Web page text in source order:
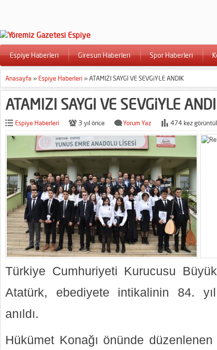
Espiye Haberleri Giresun Haberleri Spor Haberleri
Anasayfa » Espiye Haberleri »ATAMIZI SAYGI VE SEVGiYLE ANDIK
ATAMIZI SAYGI VE SEVGiYLE
Espiye Haberleri 3 yıl önce Yorum Yaz 474 kez
Türkiye Cumhuriyeti Kurucusu
Atatürk, ebediyete intikalinin 84.
anıldı.
Hükümet Konağı önünde düzenlenen